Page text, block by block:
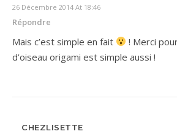
26 Décembre 2014 At 18:46
Répondre
Mais c’est simple en fait
! Merci
d’oiseau origami est simple aussi !
CHEZLISETTE